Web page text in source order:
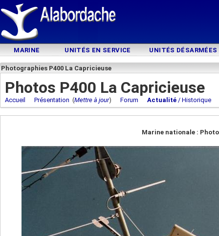
MARINE UNITÉS EN SERVICE UNITÉS DÉSARMÉES
Photographies P400 La Capricieuse
Photos P400 La Capricieuse
Accueil Présentation (Mettre à jour) Forum Actualité / Historique
Marine nationale :